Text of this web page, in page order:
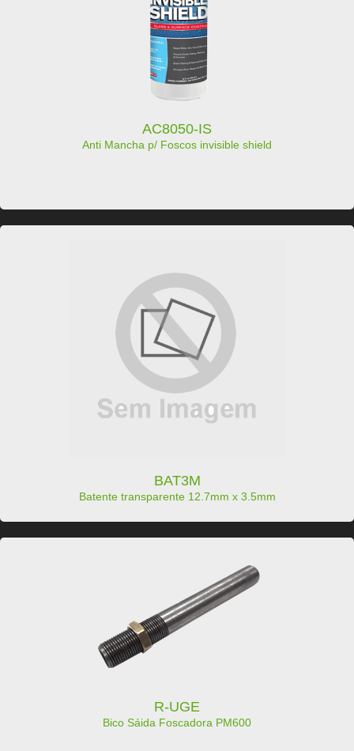
AC8050-IS
Anti Mancha p/ Foscos invisible shield
BAT3M
Batente transparente 12.7mm x 3.5mm
R-UGE
Bico Sáida Foscadora PM600